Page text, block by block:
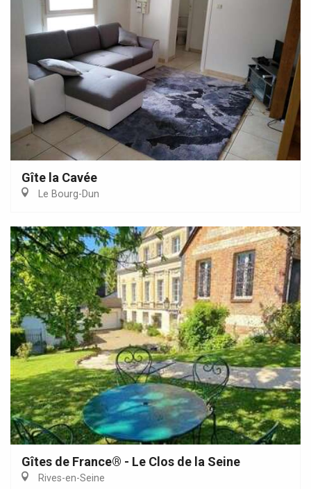
Gîte la Cavée
Le Bourg-Dun
Gîtes de France® - Le Clos de la Seine
Rives-en-Seine